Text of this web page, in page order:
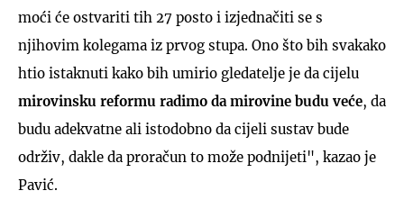
moći će ostvariti tih 27 posto i izjednačiti se s
njihovim kolegama iz prvog stupa. Ono što bih svakako
htio istaknuti kako bih umirio gledatelje je da cijelu
mirovinsku reformu radimo da mirovine budu veće, da
budu adekvatne ali istodobno da cijeli sustav bude
održiv, dakle da proračun to može podnijeti", kazao je
Pavić.